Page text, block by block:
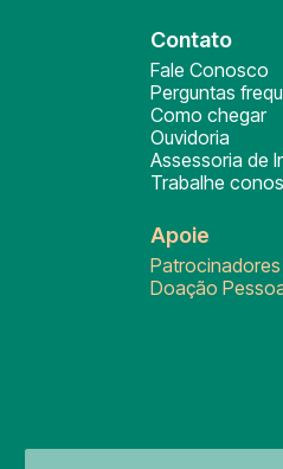
Contato
Fale Conosco
Perguntas
Como chegar
Ouvidoria
Assessoria de
Trabalhe
Apoie
Doação